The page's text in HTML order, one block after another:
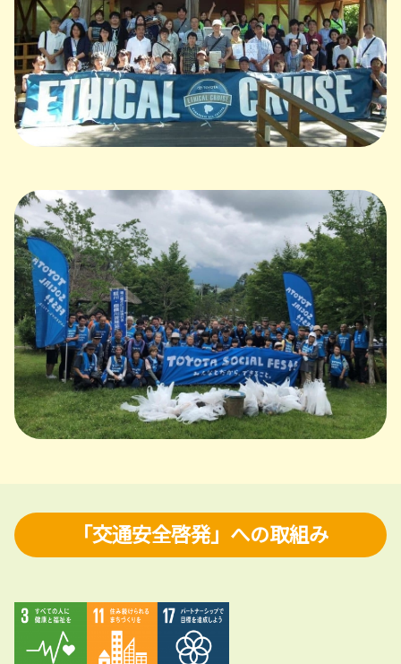
「交通安全啓発」への取組み